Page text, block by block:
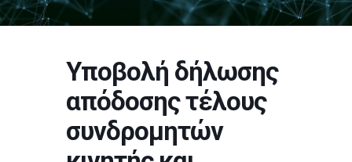
Υποβολή δήλωσης
απόδοσης τέλους
συνδρομητών